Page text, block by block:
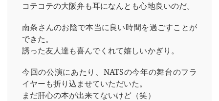
コテコテの大阪弁も耳になんとも心地良いのだ。
南条さんのお陰で本当に良い時間を過ごすことが
できた。
誘った友人達も喜んでくれて嬉しいかぎり。
今回の公演にあたり、NATSの今年の舞台のフラ
イヤーも折り込ませていただいた。
まだ肝心の本が出来てないけど（笑）